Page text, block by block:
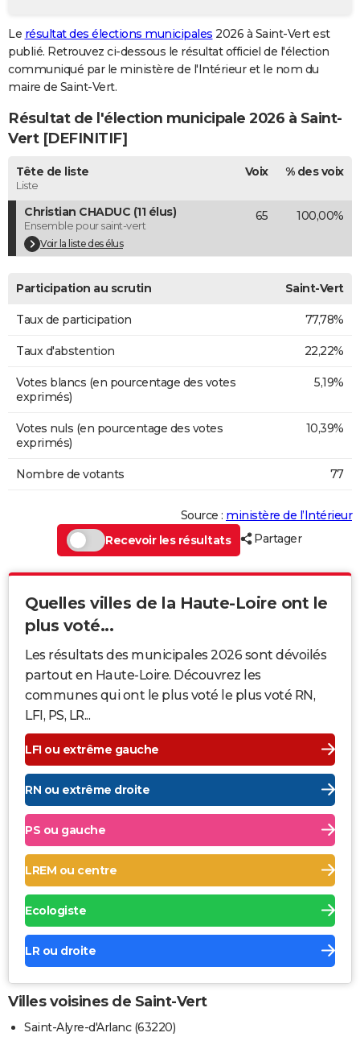
GUIDES D'ACHAT
BONS PLANS
CARTE DE VOEUX
Carte de Noël
Carte Bonne année
Carte Saint-Valentin
Carte Pâques
Carte d'anniversaire
DICTIONNAIRE
Dictionnaire
Biographies
Citations
Expressions
Proverbes
PROGRAMME TV
COPAINS D'AVANT
S'inscrire
Se connecter
Lycées
Collèges
Primaires
Universités
Entreprises
Service militaire
Avis de recherche
AVIS DE DÉCÈS
FORUM
Le résultat des élections municipales 2026 à Saint-Vert est
publié. Retrouvez ci-dessous le résultat officiel de l'élection
communiqué par le ministère de l'Intérieur et le nom du
maire de Saint-Vert.
Résultat de l'élection municipale 2026 à Saint-
Vert [DEFINITIF]
Tête de liste
Liste
Voix % des voix
Christian CHADUC (11 élus)
Ensemble pour saint-vert
Voir la liste des élus
65 100,00%
Participation au scrutin Saint-Vert
Taux de participation 77,78%
Taux d'abstention 22,22%
Votes blancs (en pourcentage des votes
exprimés)
5,19%
Votes nuls (en pourcentage des votes
exprimés)
10,39%
Nombre de votants 77
Source : ministère de l’Intérieur
Recevoir les résultats
Partager
Quelles villes de la Haute-Loire ont le
plus voté...
Les résultats des municipales 2026 sont dévoilés
partout en Haute-Loire. Découvrez les
communes qui ont le plus voté le plus voté RN,
LFI, PS, LR...
LFI ou extrême gauche
RN ou extrême droite
PS ou gauche
LREM ou centre
Ecologiste
LR ou droite
Villes voisines de Saint-Vert
Saint-Alyre-d'Arlanc (63220)